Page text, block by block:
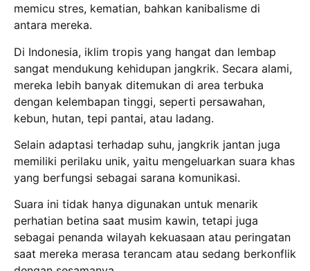
memicu stres, kematian, bahkan kanibalisme di
antara mereka.
Di Indonesia, iklim tropis yang hangat dan lembap
sangat mendukung kehidupan jangkrik. Secara alami,
mereka lebih banyak ditemukan di area terbuka
dengan kelembapan tinggi, seperti persawahan,
kebun, hutan, tepi pantai, atau ladang.
Selain adaptasi terhadap suhu, jangkrik jantan juga
memiliki perilaku unik, yaitu mengeluarkan suara khas
yang berfungsi sebagai sarana komunikasi.
Suara ini tidak hanya digunakan untuk menarik
perhatian betina saat musim kawin, tetapi juga
sebagai penanda wilayah kekuasaan atau peringatan
saat mereka merasa terancam atau sedang berkonflik